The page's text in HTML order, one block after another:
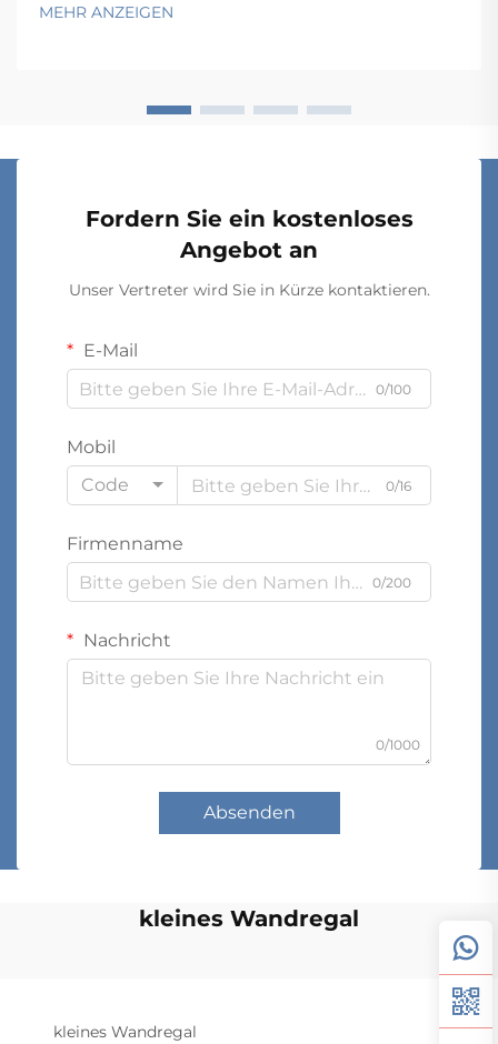
Distributionszentrum verwalten – die Art und Weise,
MEHR ANZEIGEN
Fordern Sie ein kostenloses
Angebot an
Unser Vertreter wird Sie in Kürze kontaktieren.
E-Mail
0/100
Mobil
Code
0/16
Firmenname
0/200
Nachricht
0/1000
Absenden
kleines Wandregal
kleines Wandregal